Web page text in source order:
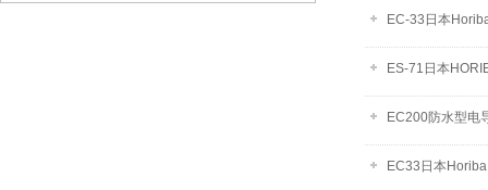
EC-33日本
ES-71日本
EC200防水型电
EC33日本